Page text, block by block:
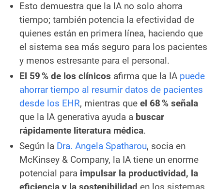
Esto demuestra que la IA no solo ahorra
tiempo; también potencia la efectividad de
quienes están en primera línea, haciendo que
el sistema sea más seguro para los pacientes
y menos estresante para el personal.
El 59 % de los clínicos afirma que la IA puede
ahorrar tiempo al resumir datos de pacientes
desde los EHR, mientras que el 68 % señala
que la IA generativa ayuda a buscar
rápidamente literatura médica.
Según la Dra. Angela Spatharou, socia en
McKinsey & Company, la IA tiene un enorme
potencial para impulsar la productividad, la